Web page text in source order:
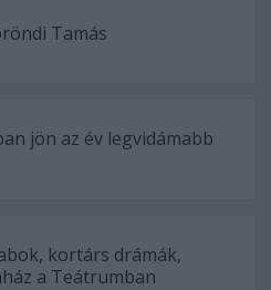
Tamás
jön az év legvidámabb
kortárs drámák,
a Teátrumban